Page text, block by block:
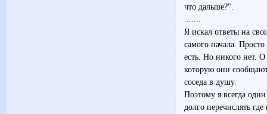
что дальше?".
.......
Я искал ответы на
самого начала.
есть. Но никого нет.
которую они
соседа в душу.
Поэтому я всегда
долго перечислять